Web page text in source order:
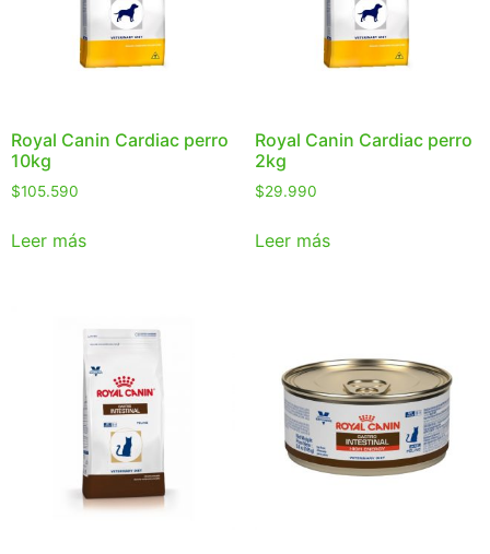
Royal Canin Cardiac perro
10kg
$105.590
Leer más
Royal Canin Cardiac perro
2kg
$29.990
Leer más